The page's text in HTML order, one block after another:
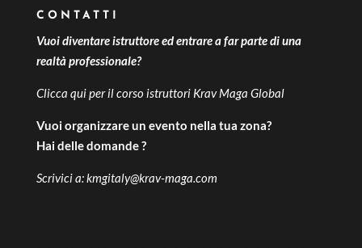
CONTATTI
Vuoi diventare istruttore ed entrare a far parte di una
realtà professionale?
Clicca qui per ilcorso istruttori Krav Maga Global
Vuoi organizzare un evento nella tua zona?
Hai delle domande ?
Scrivici a:kmgitaly@krav-maga.com